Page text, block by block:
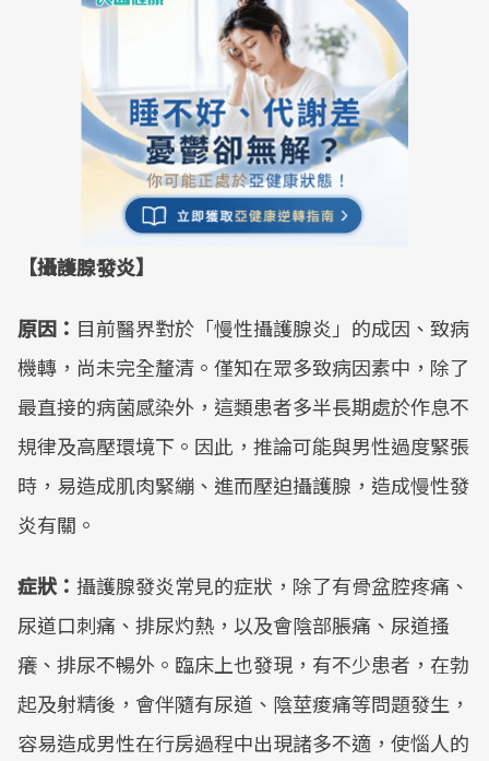
【攝護腺發炎】
原因： 目前醫界對於「慢性攝護腺炎」的成因、致病
機轉，尚未完全釐清。僅知在眾多致病因素中，除了
最直接的病菌感染外，這類患者多半長期處於作息不
規律及高壓環境下。因此，推論可能與男性過度緊張
時，易造成肌肉緊繃、進而壓迫攝護腺，造成慢性發
炎有關。
症狀： 攝護腺發炎常見的症狀，除了有骨盆腔疼痛、
尿道口刺痛、排尿灼熱，以及會陰部脹痛、尿道搔
癢、排尿不暢外。臨床上也發現，有不少患者，在勃
起及射精後，會伴隨有尿道、陰莖痠痛等問題發生，
容易造成男性在行房過程中出現諸多不適，使惱人的